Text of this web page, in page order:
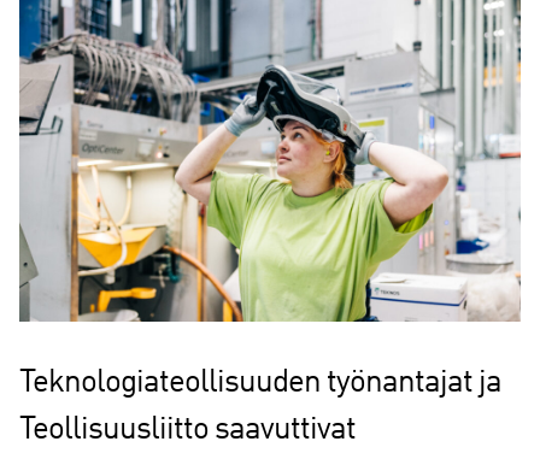
Teknologiateollisuuden työnantajat ja
Teollisuusliitto saavuttivat